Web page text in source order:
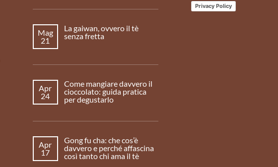
La gaiwan, ovvero il tè
senza fretta
Mag
21
Come mangiare davvero il
cioccolato: guida pratica
per degustarlo
Apr
24
Gong fu cha: che cos’è
davvero e perché affascina
così tanto chi ama il tè
Apr
17
Privacy Policy